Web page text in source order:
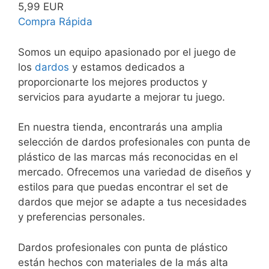
5,99 EUR
Compra Rápida
Somos un equipo apasionado por el juego de
los dardos y estamos dedicados a
proporcionarte los mejores productos y
servicios para ayudarte a mejorar tu juego.
En nuestra tienda, encontrarás una amplia
selección de dardos profesionales con punta de
plástico de las marcas más reconocidas en el
mercado. Ofrecemos una variedad de diseños y
estilos para que puedas encontrar el set de
dardos que mejor se adapte a tus necesidades
y preferencias personales.
Dardos profesionales con punta de plástico
están hechos con materiales de la más alta